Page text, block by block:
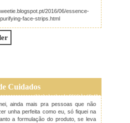
2016/06/essence-
face-strips.html
Cuidados
21 de junho de 2016 às 13:43
ainda mais pra pessoas que não
unha perfeita como eu, só fiquei na
a formulação do produto, se leva